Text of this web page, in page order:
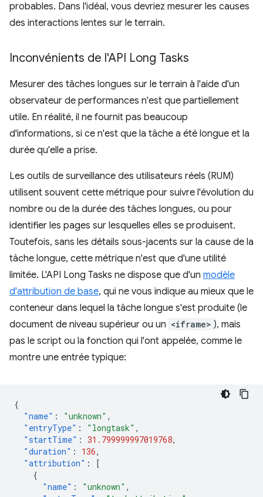
probables. Dans l'idéal, vous devriez mesurer les causes
des interactions lentes sur le terrain.
Inconvénients de l'API Long Tasks
Mesurer des tâches longues sur le terrain à l'aide d'un
observateur de performances n'est que partiellement
utile. En réalité, il ne fournit pas beaucoup
d'informations, si ce n'est que la tâche a été longue et la
durée qu'elle a prise.
Les outils de surveillance des utilisateurs réels (RUM)
utilisent souvent cette métrique pour suivre l'évolution du
nombre ou de la durée des tâches longues, ou pour
identifier les pages sur lesquelles elles se produisent.
Toutefois, sans les détails sous-jacents sur la cause de la
tâche longue, cette métrique n'est que d'une utilité
limitée. L'API Long Tasks ne dispose que d'un modèle
d'attribution de base, qui ne vous indique au mieux que le
conteneur dans lequel la tâche longue s'est produite (le
document de niveau supérieur ou un <iframe> ), mais
pas le script ou la fonction qui l'ont appelée, comme le
montre une entrée typique:
{
"name" : "unknown" ,
"entryType" : "longtask" ,
"startTime" : 31.799999997019768,
"duration" : 136,
"attribution" :
[
{
"name" : "unknown" ,